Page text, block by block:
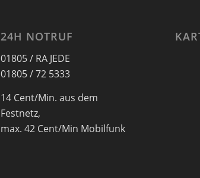
24H NOTRUF
01805 / RA JEDE
01805 / 72 5333
14 Cent/Min. aus dem
Festnetz,
max. 42 Cent/Min Mobilfunk